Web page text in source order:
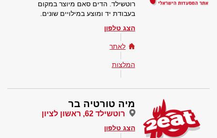
רוטשילד. הדים סאם מיוצר במקום
בעבודת יד ומוצע במילויים שונים.
הצג טלפון
לאתר
המלצות
מיה טורטיה בר
רוטשילד 62, ראשון לציון
הצג טלפון